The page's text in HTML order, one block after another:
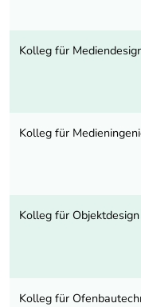
Kolleg für
Kolleg für
Kolleg für
Kolleg für